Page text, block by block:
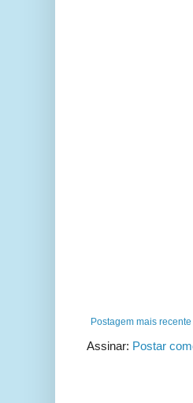
Postagem mais recente
Assinar: Postar